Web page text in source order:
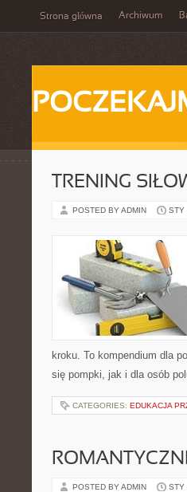
Strona główna Archiwum
TRENING
POSTED BY ADMIN STY
kroku. To kompendium dla
się pompki, jak i dla osób
CATEGORIES: EDUKACJA
POSTED BY ADMIN STY